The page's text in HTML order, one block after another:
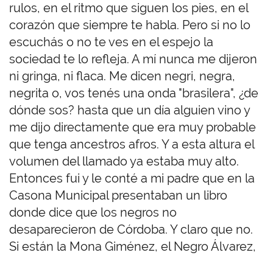
rulos, en el ritmo que siguen los pies, en el
corazón que siempre te habla. Pero si no lo
escuchás o no te ves en el espejo la
sociedad te lo refleja. A mí nunca me dijeron
ni gringa, ni flaca. Me dicen negri, negra,
negrita o, vos tenés una onda "brasilera", ¿de
dónde sos? hasta que un día alguien vino y
me dijo directamente que era muy probable
que tenga ancestros afros. Y a esta altura el
volumen del llamado ya estaba muy alto.
Entonces fui y le conté a mi padre que en la
Casona Municipal presentaban un libro
donde dice que los negros no
desaparecieron de Córdoba. Y claro que no.
Si están la Mona Giménez, el Negro Álvarez,